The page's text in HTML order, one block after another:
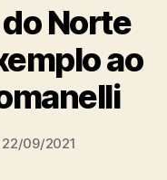
Norte
ao
22/09/2021